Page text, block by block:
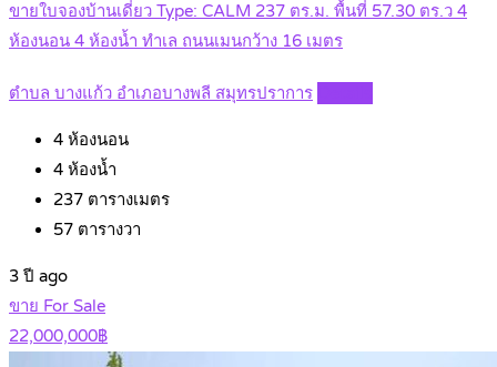
ขายใบจองบ้านเดี่ยว Type: CALM 237 ตร.ม. พื้นที่ 57.30 ตร.ว 4
ห้องนอน 4 ห้องน้ำ ทำเล ถนนเมนกว้าง 16 เมตร
ตำบล บางแก้ว อำเภอบางพลี สมุทรปราการ
4 ห้องนอน
4 ห้องน้ำ
237 ตารางเมตร
57 ตารางวา
3 ปี ago
ขาย For Sale
22,000,000฿